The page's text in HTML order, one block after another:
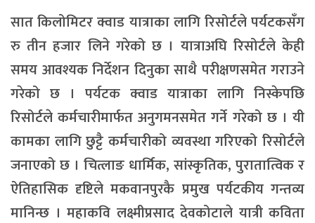
सात किलोमिटर क्वाड यात्राका लागि रिसोर्टले पर्यटकसँग
रु तीन हजार लिने गरेको छ । यात्राअघि रिसोर्टले केही
समय आवश्यक निर्देशन दिनुका साथै परीक्षणसमेत गराउने
गरेको छ । पर्यटक क्वाड यात्राका लागि निस्केपछि
रिसोर्टले कर्मचारीमार्फत अनुगमनसमेत गर्ने गरेको छ । यी
कामका लागि छुट्टै कर्मचारीको व्यवस्था गरिएको रिसोर्टले
जनाएको छ । चित्लाङ धार्मिक, सांस्कृतिक, पुरातात्विक र
ऐतिहासिक दृष्टिले मकवानपुरकै प्रमुख पर्यटकीय गन्तव्य
मानिन्छ । महाकवि लक्ष्मीप्रसाद देवकोटाले यात्री कविता